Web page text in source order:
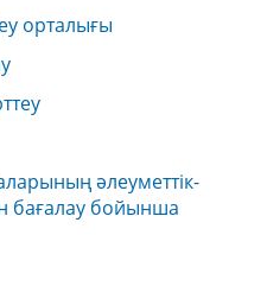
орталығы
әлеуметтік-
бағалау бойынша